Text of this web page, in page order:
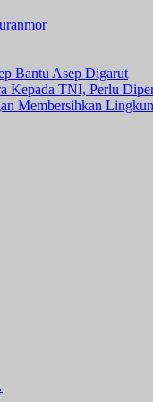
Bantu Asep Digarut
Kepada TNI, Perlu
Membersihkan